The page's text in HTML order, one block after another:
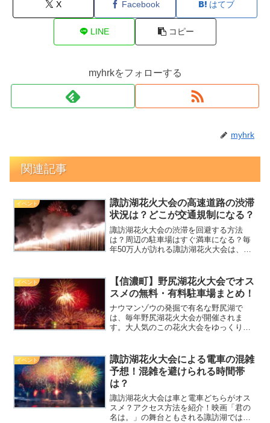
X Facebook はてブ
LINE コピー
myhrkをフォローする
myhrk
関連記事
イベント
諏訪湖花火大会の高速道路の渋滞
状況は？どこが交通規制になる？
諏訪湖花火大会の渋滞を回避する方法
は？周辺の駐車場はすぐ満車になる？毎
年50万人が訪れる諏訪湖花火大会は、大
で花火大会に行き、感動の気持ちで帰る
ためにも、渋滞を少しでも...
イベント
【信濃町】野尻湖花火大会でオス
スメの無料・有料駐車場まとめ！
ナウマンゾウの発掘で有名な野尻湖で
は、毎年野尻湖花火大会が開催されま
す。大人気のこの花火大会をゆっくり楽
がる見事な2,000発の花火を楽しむため
に、多くの人が訪れる野尻...
イベント
諏訪湖花火大会による電車の混雑
予想！混雑を避けられる時間帯
は？
諏訪湖花火大会は車と電車どちらがオス
スメ？アクセス方法を紹介！映画「君の
名は。」の舞台ともされる諏訪湖では毎